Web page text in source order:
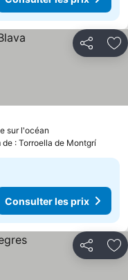
Partager
sur l'océan
de : Torroella de Montgrí
Consulter les prix
Partager